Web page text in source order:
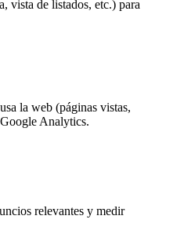
vista de listados, etc.) para
la web (páginas vistas,
Analytics.
relevantes y medir